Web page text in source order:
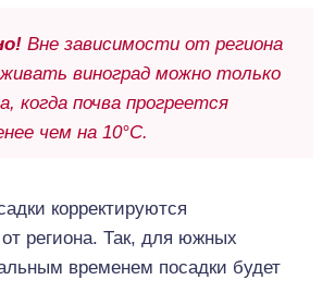
Вне зависимости от региона
виноград можно только
когда почва прогреется
чем на 10°С.
корректируются
от региона. Так, для южных
временем посадки будет